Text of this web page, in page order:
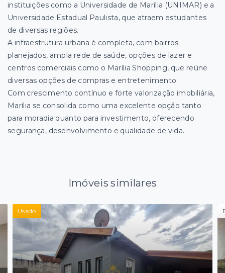
instituições como a Universidade de Marília (UNIMAR) e a
Universidade Estadual Paulista, que atraem estudantes
de diversas regiões.
A infraestrutura urbana é completa, com bairros
planejados, ampla rede de saúde, opções de lazer e
centros comerciais como o Marília Shopping, que reúne
diversas opções de compras e entretenimento.
Com crescimento contínuo e forte valorização imobiliária,
Marília se consolida como uma excelente opção tanto
para moradia quanto para investimento, oferecendo
segurança, desenvolvimento e qualidade de vida.
Imóveis similares
Usado